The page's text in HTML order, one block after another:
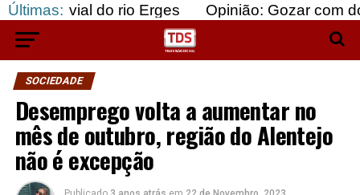
Últimas:
rio Erges Opinião: Gozar com doentes e
SOCIEDADE
Desemprego volta a aumentar no
mês de outubro, região do Alentejo
não é excepção